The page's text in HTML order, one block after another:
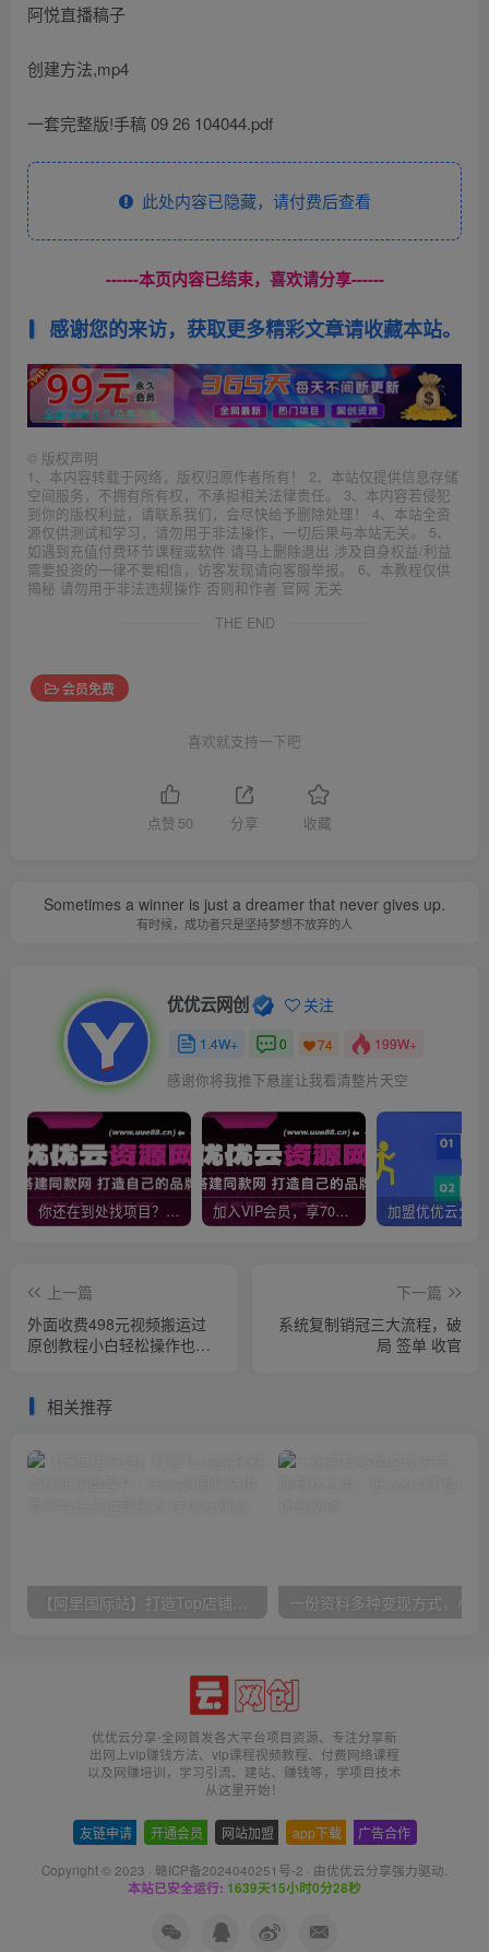
阿悦直播稿子
创建方法,mp4
一套完整版!手稿 09 26 104044.pdf
此处内容已隐藏，请付费后查看
------本页内容已结束，喜欢请分享------
感谢您的来访，获取更多精彩文章请收藏本站。
© 版权声明
1、本内容转载于网络，版权归原作者所有！ 2、本站仅提供信息存储
空间服务，不拥有所有权，不承担相关法律责任。 3、本内容若侵犯
到你的版权利益，请联系我们，会尽快给予删除处理！ 4、本站全资
源仅供测试和学习，请勿用于非法操作，一切后果与本站无关。 5、
如遇到充值付费环节课程或软件 请马上删除退出 涉及自身权益/利益
需要投资的一律不要相信，访客发现请向客服举报。 6、本教程仅供
揭秘 请勿用于非法违规操作 否则和作者 官网 无关
THE END
会员免费
喜欢就支持一下吧
点赞 50 分享 收藏
Sometimes a winner is just a dreamer that never gives up.
有时候，成功者只是坚持梦想不放弃的人
优优云网创 关注
1.4W+ 0 74 199W+
感谢你将我推下悬崖让我看清整片天空
你还在到处找项目？还在当韭菜？我靠网创资源站一个月收入5万+，曾经我也是个失败者。 加入VIP会员，享70%的推广提成，免费学习多种网上创业课程，菜鸟秒变大神！
上一篇
外面收费498元视频搬运过
原创教程小白轻松操作也能
下一篇
系统复制销冠三大流程，破
局 签单 收官
相关推荐
优优云分享-全网首发各大平台项目资源、专注分享新
出网上vip赚钱方法、vip课程视频教程、付费网络课程
以及网赚培训，学习引流、建站、赚钱等，学项目技术
从这里开始！
友链申请 开通会员 网站加盟 app下载 广告合作
Copyright © 2023 · 赣ICP备2024040251号-2 · 由优优云分享强力驱动.
本站已安全运行: 1639天15小时0分29秒